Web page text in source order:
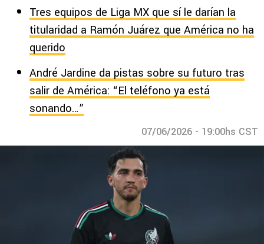
Tres equipos de Liga MX que sí le darían la
titularidad a Ramón Juárez que América no ha
querido
André Jardine da pistas sobre su futuro tras
salir de América: “El teléfono ya está
sonando…”
07/06/2026 - 19:00hs CST